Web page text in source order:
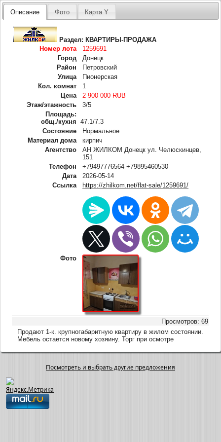
Описание Фото Карта Y
Раздел:КВАРТИРЫ-ПРОДАЖА
Номер лота
1259691
Город
Донецк
Район
Петровский
Улица
Пионерская
Кол. комнат
1
Цена
2 900 000 RUB
Этаж/этажность
3/5
Площадь:
общ./кухня
47.1/7.3
Состояние
Нормальное
Материал дома
кирпич
Агентство
АН ЖИЛКОМ Донецк ул. Челюскинцев,
151
Телефон
+79497776564 +79895460530
Дата
2026-05-14
Ссылка
https://zhilkom.net/flat-sale/1259691/
Фото
Просмотров: 69
Продают 1-к. крупногабаритную квартиру в жилом состоянии.
Мебель остается новому хозяину. Торг при осмотре
Посмотреть и выбрать другие предложения